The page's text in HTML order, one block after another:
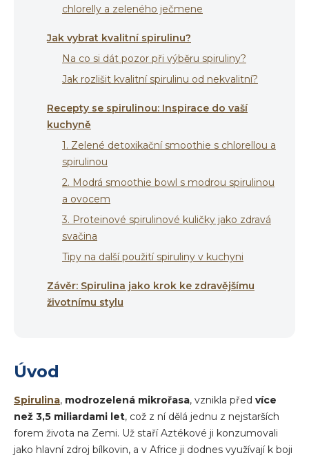
chlorelly a zeleného ječmene
Jak vybrat kvalitní spirulinu?
Na co si dát pozor při výběru spiruliny?
Jak rozlišit kvalitní spirulinu od nekvalitní?
Recepty se spirulinou: Inspirace do vaší
kuchyně
1. Zelené detoxikační smoothie s chlorellou a
spirulinou
2. Modrá smoothie bowl s modrou spirulinou
a ovocem
3. Proteinové spirulinové kuličky jako zdravá
svačina
Tipy na další použití spiruliny v kuchyni
Závěr: Spirulina jako krok ke zdravějšímu
životnímu stylu
Úvod
Spirulina, modrozelená mikrořasa, vznikla před více
než 3,5 miliardami let, což z ní dělá jednu z nejstarších
forem života na Zemi. Už staří Aztékové ji konzumovali
jako hlavní zdroj bílkovin, a v Africe ji dodnes využívají k boji